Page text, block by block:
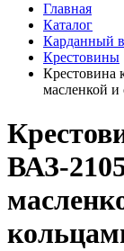
Главная
Каталог
Карданный
Крестовины
Крестовина
масленкой
ВАЗ-